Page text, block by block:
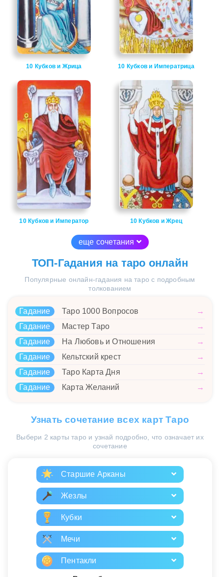
10 Кубков и Жрица 10 Кубков и Императрица
10 Кубков и Император 10 Кубков и Жрец
еще сочетания
ТОП-Гадания на таро онлайн
Популярные онлайн-гадания на таро с подробным
толкованием
Гадание Таро 1000 Вопросов
→
Гадание
Мастер Таро
→
Гадание
На Любовь и Отношения
→
Гадание
Кельтский крест
→
Гадание
Таро Карта Дня
→
Гадание
Карта Желаний →
Узнать сочетание всех карт Таро
Выбери 2 карты таро и узнай подробно, что означает их
сочетание
Старшие Арканы
Жезлы
Кубки
Мечи
Пентакли